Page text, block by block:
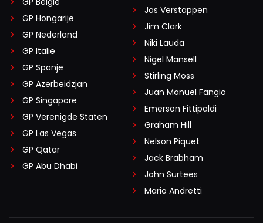
GP Hongarije
GP Nederland
GP Italië
GP Spanje
GP Azerbeidzjan
GP Singapore
GP Verenigde Staten
GP Las Vegas
GP Qatar
GP Abu Dhabi
Jos Verstappen
Jim Clark
Niki Lauda
Nigel Mansell
Stirling Moss
Juan Manuel Fangio
Emerson Fittipaldi
Graham Hill
Nelson Piquet
Jack Brabham
John Surtees
Mario Andretti